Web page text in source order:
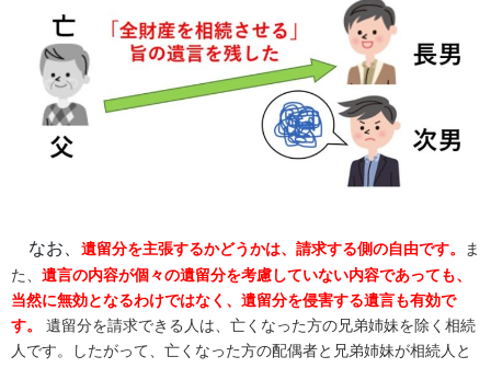
なお、 遺留分を主張するかどうかは、請求する側の自由です。
ま
た、 遺言の内容が個々の遺留分を考慮していない内容であっても、
当然に無効となるわけではなく、 遺留分を侵害する遺言も有効で
す。
遺留分を請求できる人は、亡くなった方の兄弟姉妹を除く相続
人です。したがって、亡くなった方の配偶者と兄弟姉妹が相続人と